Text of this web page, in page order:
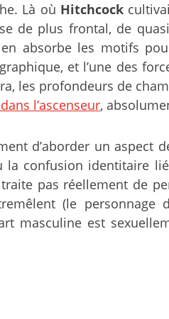
Là où Hitchcock
de plus frontal, de
absorbe les motifs
et l’une des
les profondeurs de
l’ascenseur,
d’aborder un aspect
confusion identitaire
pas réellement de
(le
masculine est